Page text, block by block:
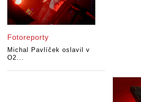
Fotoreporty
Michal Pavlíček oslavil v
O2...